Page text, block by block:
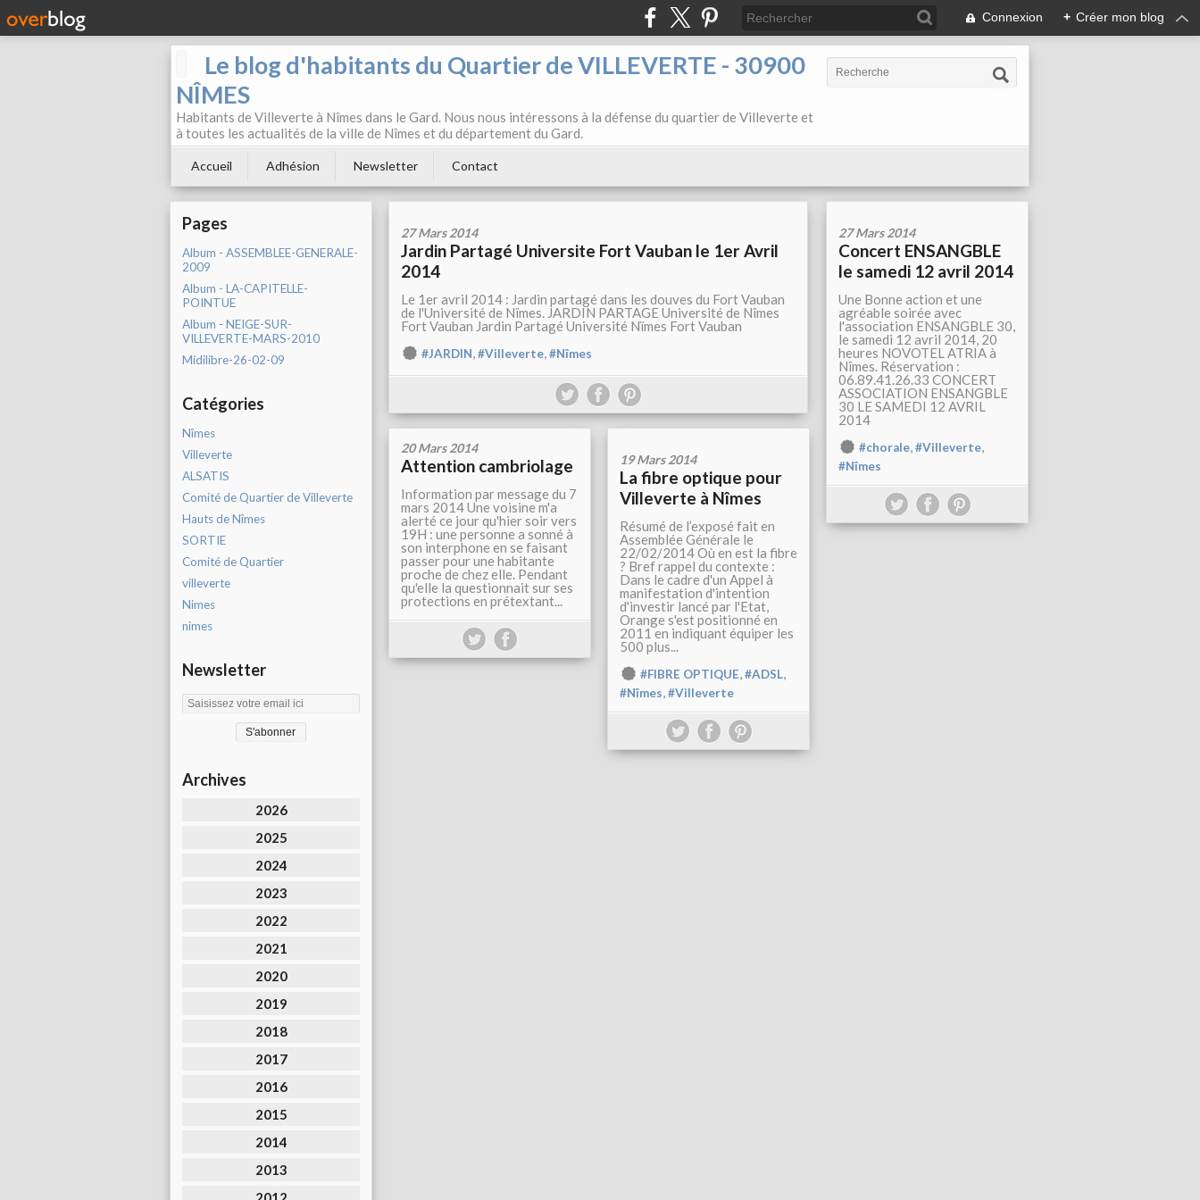
Connexion + Créer mon blog
Le blog d'habitants du Quartier de VILLEVERTE - 30900
NÎMES
Habitants de Villeverte à Nîmes dans le Gard. Nous nous intéressons à la défense du quartier de Villeverte et
à toutes les actualités de la ville de Nîmes et du département du Gard.
Accueil Adhésion Newsletter Contact
Pages
Album - ASSEMBLEE-GENERALE-
2009
Album - LA-CAPITELLE-
POINTUE
Album - NEIGE-SUR-
VILLEVERTE-MARS-2010
Midilibre-26-02-09
Catégories
Nîmes
Villeverte
ALSATIS
Comité de Quartier de Villeverte
Hauts de Nîmes
SORTIE
Comité de Quartier
villeverte
Nimes
nimes
Newsletter
Archives
2026
2025
2024
2023
2022
2021
2020
2019
2018
2017
2016
2015
2014
2013
27 Mars 2014
Jardin Partagé Universite Fort Vauban le 1er Avril
2014
Le 1er avril 2014 : Jardin partagé dans les douves du Fort Vauban
de l'Université de Nîmes. JARDIN PARTAGE Université de Nîmes
Fort Vauban Jardin Partagé Université Nïmes Fort Vauban
#JARDIN,#Villeverte,#Nîmes
27 Mars 2014
Concert ENSANGBLE
le samedi 12 avril 2014
Une Bonne action et une
agréable soirée avec
l'association ENSANGBLE 30,
le samedi 12 avril 2014, 20
heures NOVOTEL ATRIA à
Nîmes. Réservation :
06.89.41.26.33 CONCERT
ASSOCIATION ENSANGBLE
30 LE SAMEDI 12 AVRIL
2014
#chorale,#Villeverte,
#Nîmes
20 Mars 2014
Attention cambriolage
Information par message du 7
mars 2014 Une voisine m'a
alerté ce jour qu'hier soir vers
19H : une personne a sonné à
son interphone en se faisant
passer pour une habitante
proche de chez elle. Pendant
qu'elle la questionnait sur ses
protections en prétextant...
19 Mars 2014
La fibre optique pour
Villeverte à Nîmes
Résumé de l’exposé fait en
Assemblée Générale le
22/02/2014 Où en est la fibre
? Bref rappel du contexte :
Dans le cadre d'un Appel à
manifestation d'intention
d'investir lancé par l'Etat,
Orange s'est positionné en
2011 en indiquant équiper les
500 plus...
#FIBRE OPTIQUE,#ADSL,
#Nîmes,#Villeverte